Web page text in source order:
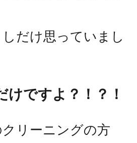
だけ思っていまし
けですよ？！？！
リーニングの方